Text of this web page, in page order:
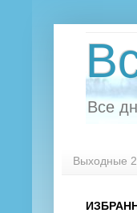
Все
Выходные